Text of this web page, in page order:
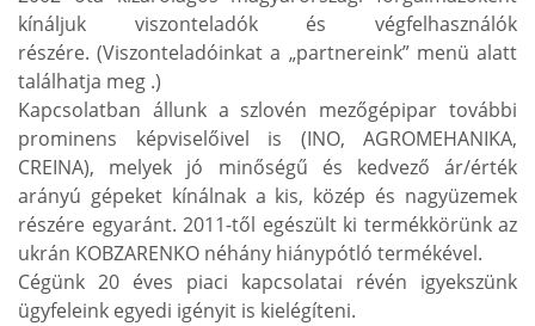
kínáljuk viszonteladók és végfelhasználók
részére. (Viszonteladóinkat a „partnereink” menü alatt
találhatja meg .)
Kapcsolatban állunk a szlovén mezőgépipar további
prominens képviselőivel is (INO, AGROMEHANIKA,
CREINA), melyek jó minőségű és kedvező ár/érték
arányú gépeket kínálnak a kis, közép és nagyüzemek
részére egyaránt. 2011-től egészült ki termékkörünk az
ukrán KOBZARENKO néhány hiánypótló termékével.
Cégünk 20 éves piaci kapcsolatai révén igyekszünk
ügyfeleink egyedi igényit is kielégíteni.